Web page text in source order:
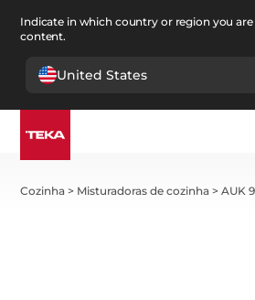
Indicate in which country or region you are
content.
United States
Cozinha > Misturadoras de cozinha >AUK